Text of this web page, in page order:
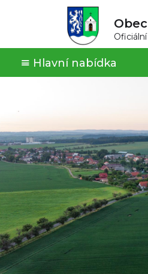
Hlavní nabídka